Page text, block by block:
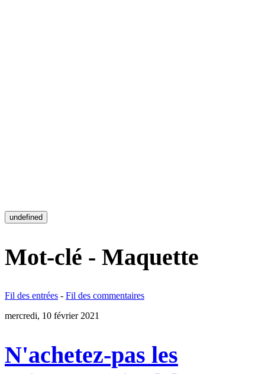
undefined
Mot-clé - Maquette
Fil des entrées - Fil des commentaires
mercredi, 10 février 2021
N'achetez-pas les